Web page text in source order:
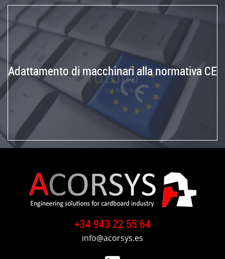
Adattamento di macchinari alla normativa CE
+34 943 22 55 64
info@acorsys.es